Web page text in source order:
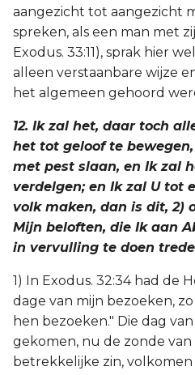
aangezicht tot aangezicht
spreken, als een man met
Exodus. 33:11), sprak hier
alleen verstaanbare wijze
het algemeen gehoord
12. Ik zal het, daar toch
het tot geloof te
met pest slaan, en Ik zal
verdelgen; en Ik zal U tot
volk maken, dan is dit, 2)
Mijn beloften, die Ik aan
in vervulling te doen
1) In Exodus. 32:34 had de
dage van mijn bezoeken,
hen bezoeken." Die dag
gekomen, nu de zonde van
betrekkelijke zin, volkomen